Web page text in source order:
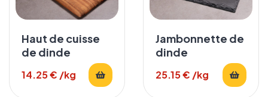
Haut de cuisse
de dinde
14.25€ /kg
Jambonnette de
dinde
25.15€ /kg